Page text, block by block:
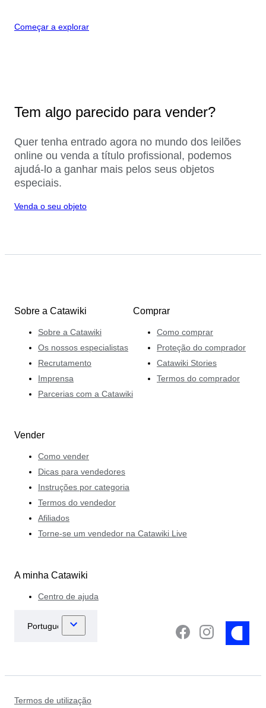
Começar a explorar
Tem algo parecido para vender?
Quer tenha entrado agora no mundo dos leilões
online ou venda a título profissional, podemos
ajudá-lo a ganhar mais pelos seus objetos
especiais.
Venda o seu objeto
Sobre a Catawiki
Sobre a Catawiki
Os nossos especialistas
Recrutamento
Imprensa
Parcerias com a Catawiki
Comprar
Como comprar
Proteção do comprador
Catawiki Stories
Termos do comprador
Vender
Como vender
Dicas para vendedores
Instruções por categoria
Termos do vendedor
Afiliados
Torne-se um vendedor na Catawiki Live
A minha Catawiki
Centro de ajuda
Termos de utilização